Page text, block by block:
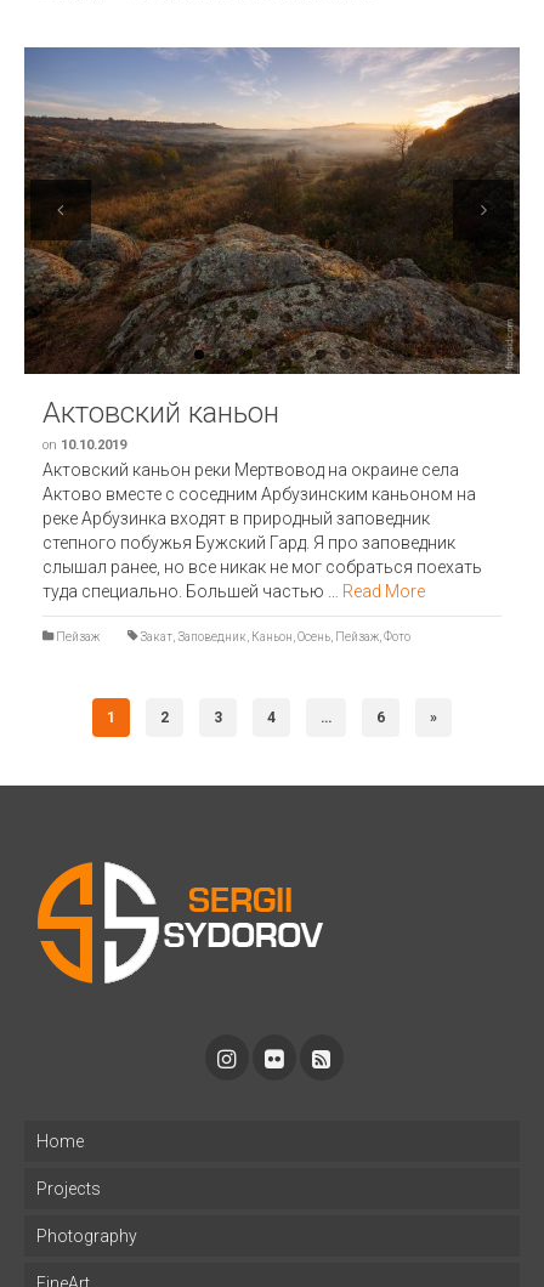
Previous Next
Актовский каньон
on 10.10.2019
Актовский каньон реки Мертвовод на окраине села
Актово вместе с соседним Арбузинским каньоном на
реке Арбузинка входят в природный заповедник
степного побужья Бужский Гард. Я про заповедник
слышал ранее, но все никак не мог собраться поехать
туда специально. Большей частью … Read More
Пейзаж Закат, Заповедник, Каньон,Осень, Пейзаж,Фото
1 2 3 4 … 6 »
Home
Projects
Photography
FineArt